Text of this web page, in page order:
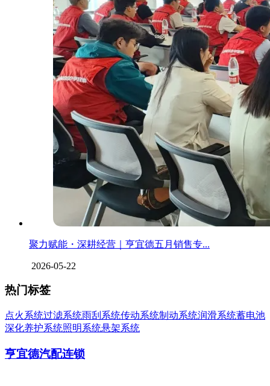
聚力赋能・深耕经营｜亨宜德五月销售专...
2026-05-22
热门标签
点火系统过滤系统雨刮系统传动系统制动系统润滑系统蓄电池
深化养护系统照明系统悬架系统
亨宜德汽配连锁